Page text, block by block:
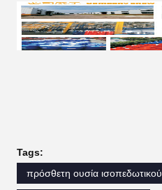
Tags:
πρόσθετη ουσία ισοπεδωτικού